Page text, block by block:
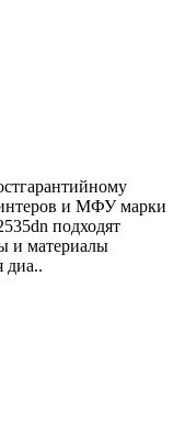
и МФУ марки
подходят
и материалы
диа..